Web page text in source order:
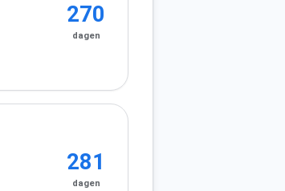
270
dagen
281
dagen